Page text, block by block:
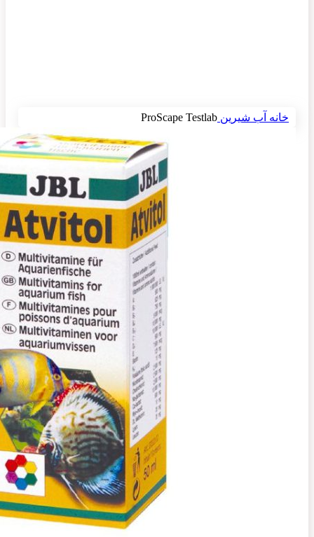
خانه آب شیرین ProScape Testlab